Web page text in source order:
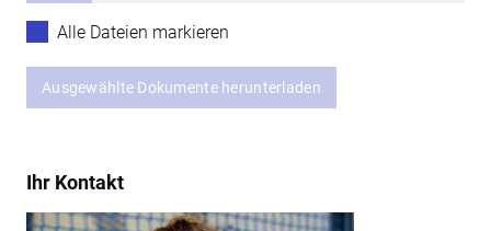
Alle Dateien markieren
Ausgewählte Dokumente herunterladen
Ihr Kontakt